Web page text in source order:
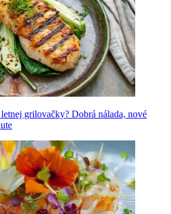
grilovačky? Dobrá nálada, nové